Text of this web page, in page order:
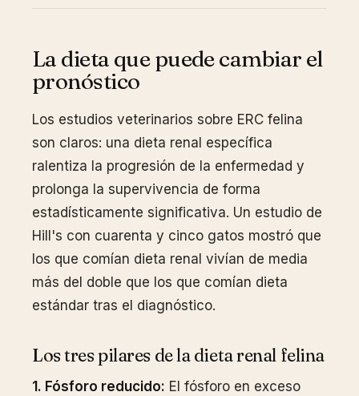
La dieta que puede cambiar el
pronóstico
Los estudios veterinarios sobre ERC felina
son claros: una dieta renal específica
ralentiza la progresión de la enfermedad y
prolonga la supervivencia de forma
estadísticamente significativa. Un estudio de
Hill's con cuarenta y cinco gatos mostró que
los que comían dieta renal vivían de media
más del doble que los que comían dieta
estándar tras el diagnóstico.
Los tres pilares de la dieta renal felina
1. Fósforo reducido: El fósforo en exceso